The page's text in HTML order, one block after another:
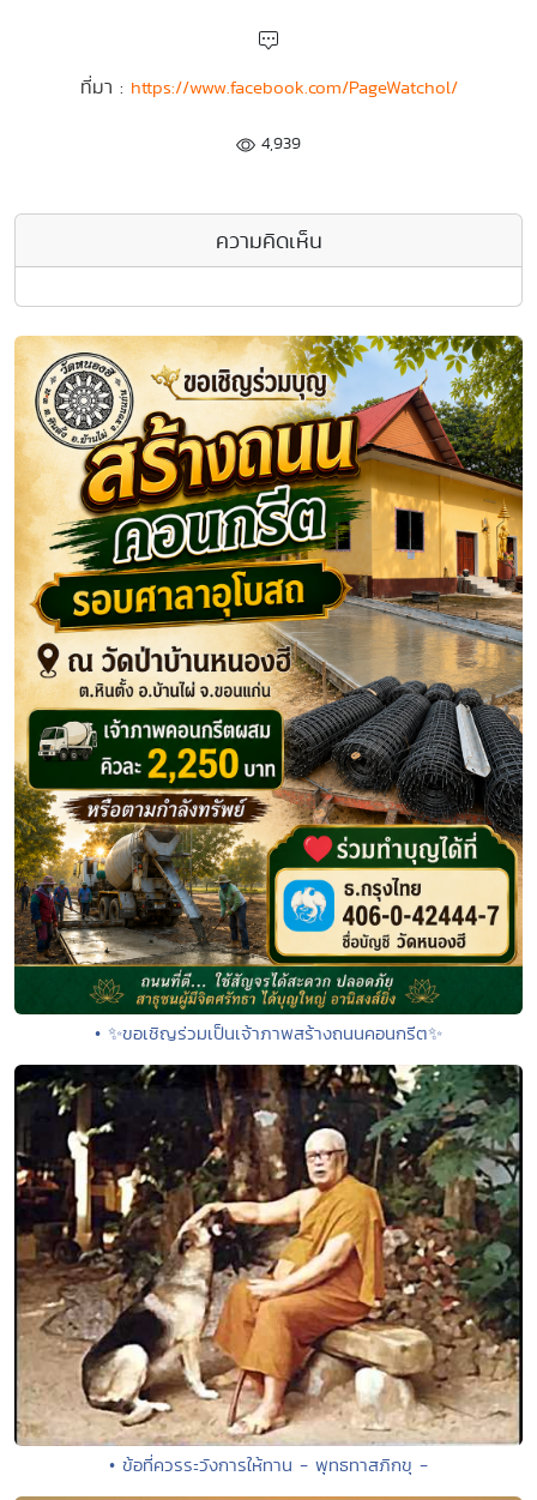
ที่มา : https://www.facebook.com/PageWatchol/
4,939
ความคิดเห็น
• ✨ขอเชิญร่วมเป็นเจ้าภาพสร้างถนนคอนกรีต✨
• ข้อที่ควรระวังการให้ทาน - พุทธทาสภิกขุ -